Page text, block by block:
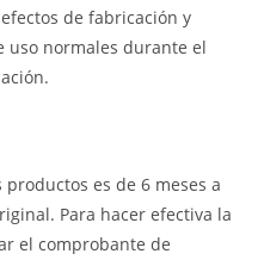
de fabricación y
uso normales durante el
es de 6 meses a
Para hacer efectiva la
el comprobante de